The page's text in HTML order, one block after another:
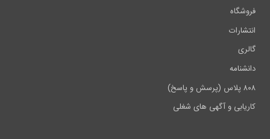
فروشگاه
انتشارات
گالری
دانشنامه
۸۰۸ پلاس (پرسش و پاسخ)
کاریابی و آگهی های شغلی